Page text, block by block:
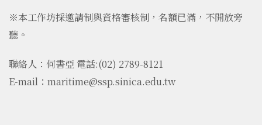
※本工作坊採邀請制與資格審核制，名額已滿，不開放旁
聽。
聯絡人：何書亞 電話:(02) 2789-8121
E-mail：maritime@ssp.sinica.edu.tw